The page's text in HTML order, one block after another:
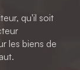
qu'il soit
les biens de